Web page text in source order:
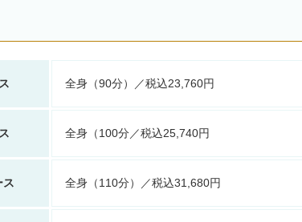
全身（90分）／税込23,760円
全身（100分／税込25,740円
ス 全身（110分）／税込31,680円